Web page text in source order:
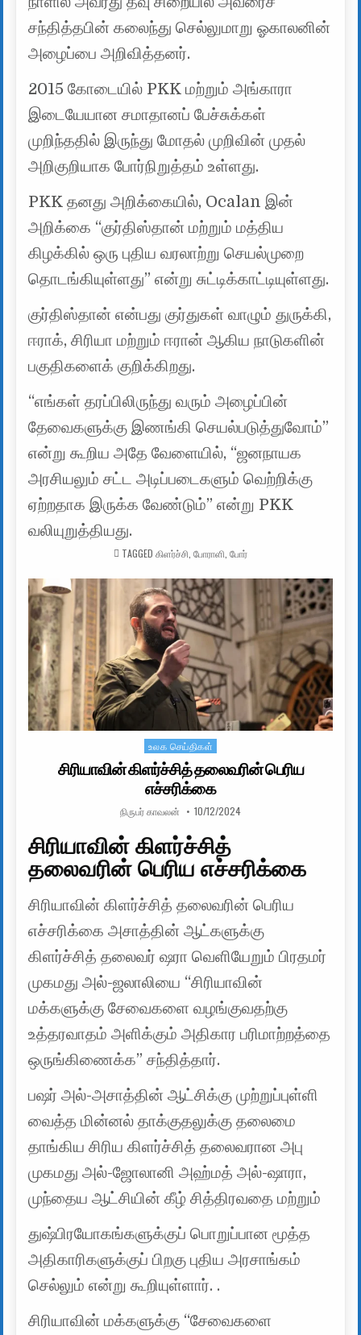
சந்தித்தபின் கலைந்து செல்லுமாறு ஓகாலனின்
அழைப்பை அறிவித்தனர்.
2015 கோடையில் PKK மற்றும் அங்காரா
இடையேயான சமாதானப் பேச்சுக்கள்
முறிந்ததில் இருந்து மோதல் முறிவின் முதல்
அறிகுறியாக போர்நிறுத்தம் உள்ளது.
PKK தனது அறிக்கையில், Ocalan இன்
அறிக்கை “குர்திஸ்தான் மற்றும் மத்திய
கிழக்கில் ஒரு புதிய வரலாற்று செயல்முறை
தொடங்கியுள்ளது” என்று சுட்டிக்காட்டியுள்ளது.
குர்திஸ்தான் என்பது குர்துகள் வாழும் துருக்கி,
ஈராக், சிரியா மற்றும் ஈரான் ஆகிய நாடுகளின்
பகுதிகளைக் குறிக்கிறது.
“எங்கள் தரப்பிலிருந்து வரும் அழைப்பின்
தேவைகளுக்கு இணங்கி செயல்படுத்துவோம்”
என்று கூறிய அதே வேளையில், “ஜனநாயக
அரசியலும் சட்ட அடிப்படைகளும் வெற்றிக்கு
ஏற்றதாக இருக்க வேண்டும்” என்று PKK
வலியுறுத்தியது.
TAGGED கிளர்ச்சி போராளி போர்
Posted in
உலக செய்திகள்
சிரியாவின் கிளர்ச்சித் தலைவரின் பெரிய
எச்சரிக்கை
AUTHOR:
நிருபர் காவலன் PUBLISHED DATE:
10/12/2024
சிரியாவின் கிளர்ச்சித்
தலைவரின் பெரிய எச்சரிக்கை
சிரியாவின் கிளர்ச்சித் தலைவரின் பெரிய
எச்சரிக்கை அசாத்தின் ஆட்களுக்கு
கிளர்ச்சித் தலைவர் ஷரா வெளியேறும் பிரதமர்
முகமது அல்-ஜலாலியை “சிரியாவின்
மக்களுக்கு சேவைகளை வழங்குவதற்கு
உத்தரவாதம் அளிக்கும் அதிகார பரிமாற்றத்தை
ஒருங்கிணைக்க” சந்தித்தார்.
பஷர் அல்-அசாத்தின் ஆட்சிக்கு முற்றுப்புள்ளி
வைத்த மின்னல் தாக்குதலுக்கு தலைமை
தாங்கிய சிரிய கிளர்ச்சித் தலைவரான அபு
முகமது அல்-ஜோலானி அஹ்மத் அல்-ஷாரா,
முந்தைய ஆட்சியின் கீழ் சித்திரவதை மற்றும்
துஷ்பிரயோகங்களுக்குப் பொறுப்பான மூத்த
அதிகாரிகளுக்குப் பிறகு புதிய அரசாங்கம்
செல்லும் என்று கூறியுள்ளார். .
சிரியாவின் மக்களுக்கு “சேவைகளை